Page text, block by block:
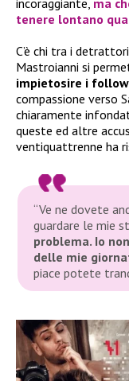
incoraggiante, ma
tenere lontano
C’è chi tra i
Mastroianni si
impietosire i
compassione verso
chiaramente
queste ed altre
ventiquattrenne ha
“Ve ne dovete
guardare le mie
problema. Io
delle mie
piace potete